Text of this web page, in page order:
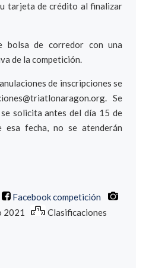
tarjeta de crédito al finalizar
bolsa de corredor con una
de la competición.
de inscripciones se
Se
solicita antes del día 15 de
fecha, no se atenderán
Facebook competición
2021
Clasificaciones